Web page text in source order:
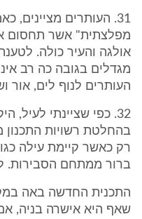
31. העותרים מציינים,
מפלצתית" אשר תחסום
אולגה והעיר כולה.
מגדלים בגובה כה רב
העותרים לנוף לים, אור
32. כפי שציינתי
בהחלטת רשויות
רק כאשר קיימת עילה
ברור ממתחם הסבירות.
התכנית החדשה באה
שאף היא אישרה בניה,